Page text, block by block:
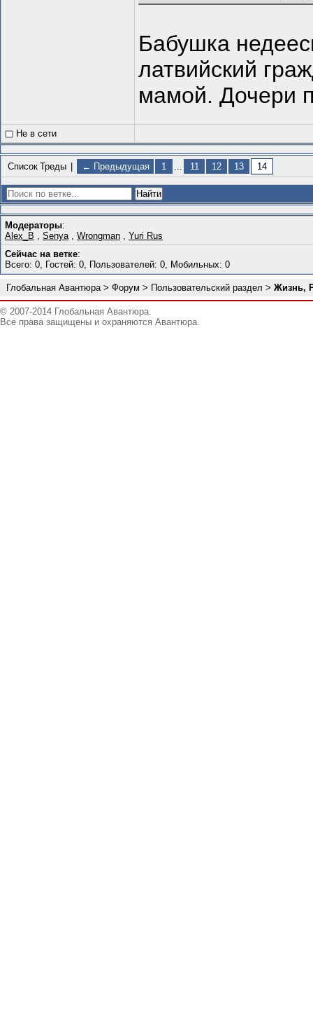
Бабушка
латвийский
мамой. Дочери
Не в сети
Список Треды ← Предыдущая 1 ... 11 12 13 14
Модераторы:
Alex_B , Senya, Wrongman , Yuri Rus
Сейчас на ветке:
Всего: 0, Гостей: 0, Пользователей: 0, Мобильных: 0
Глобальная Авантюра> Форум > Пользовательский раздел > Жизнь,
© 2007-2014 Глобальная Авантюра.
Все права защищены и охраняются Авантюра.